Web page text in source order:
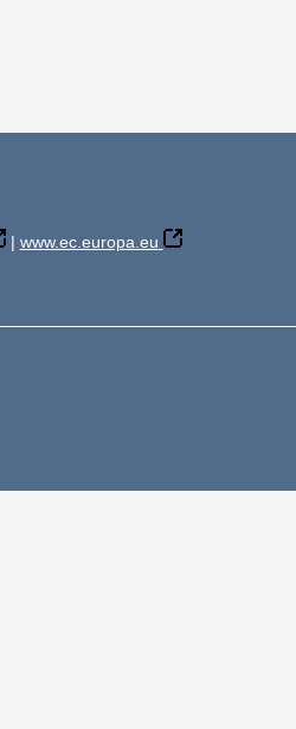
| www.ec.europa.eu